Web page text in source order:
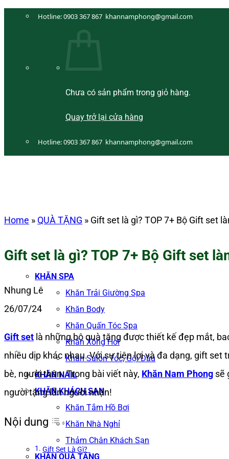
Hotline:0903 367 867 khannamphong@gmail.com
Chưa có sản phẩm trong giỏ hàng.
Quay trở lại cửa hàng
Hotline:0903 367 867 khannamphong@gmail.com
KHĂN SPA
Khăn Trải Giường Spa
Khăn Body
Khăn Quấn Tóc Spa
Khăn Xông Hơi
Khăn Salon Tóc, Gội Đầu
KHĂN NAIL
KHĂN KHÁCH SẠN
Khăn Tắm Hồ Bơi
Khăn Nhà Nghỉ
Thảm Chân Khách Sạn
KHĂN QUÀ TẶNG
Home » QUÀ TẶNG » Gift set là gì? TOP 7+ Bộ Gift set
Gift set là gì? TOP 7+ Bộ Gift set
Nhung Lê
26/07/24
Gift set là những bộ quà tặng được thiết kế đẹp mắt,
nhiều dịp khác nhau. Với sự tiện lợi và đa dạng, gift
bè, người thân. Trong bài viết này, Khăn Nam Phong sẽ
người tặng lẫn người nhận!
Nội dung
Gift Set Là Gì?